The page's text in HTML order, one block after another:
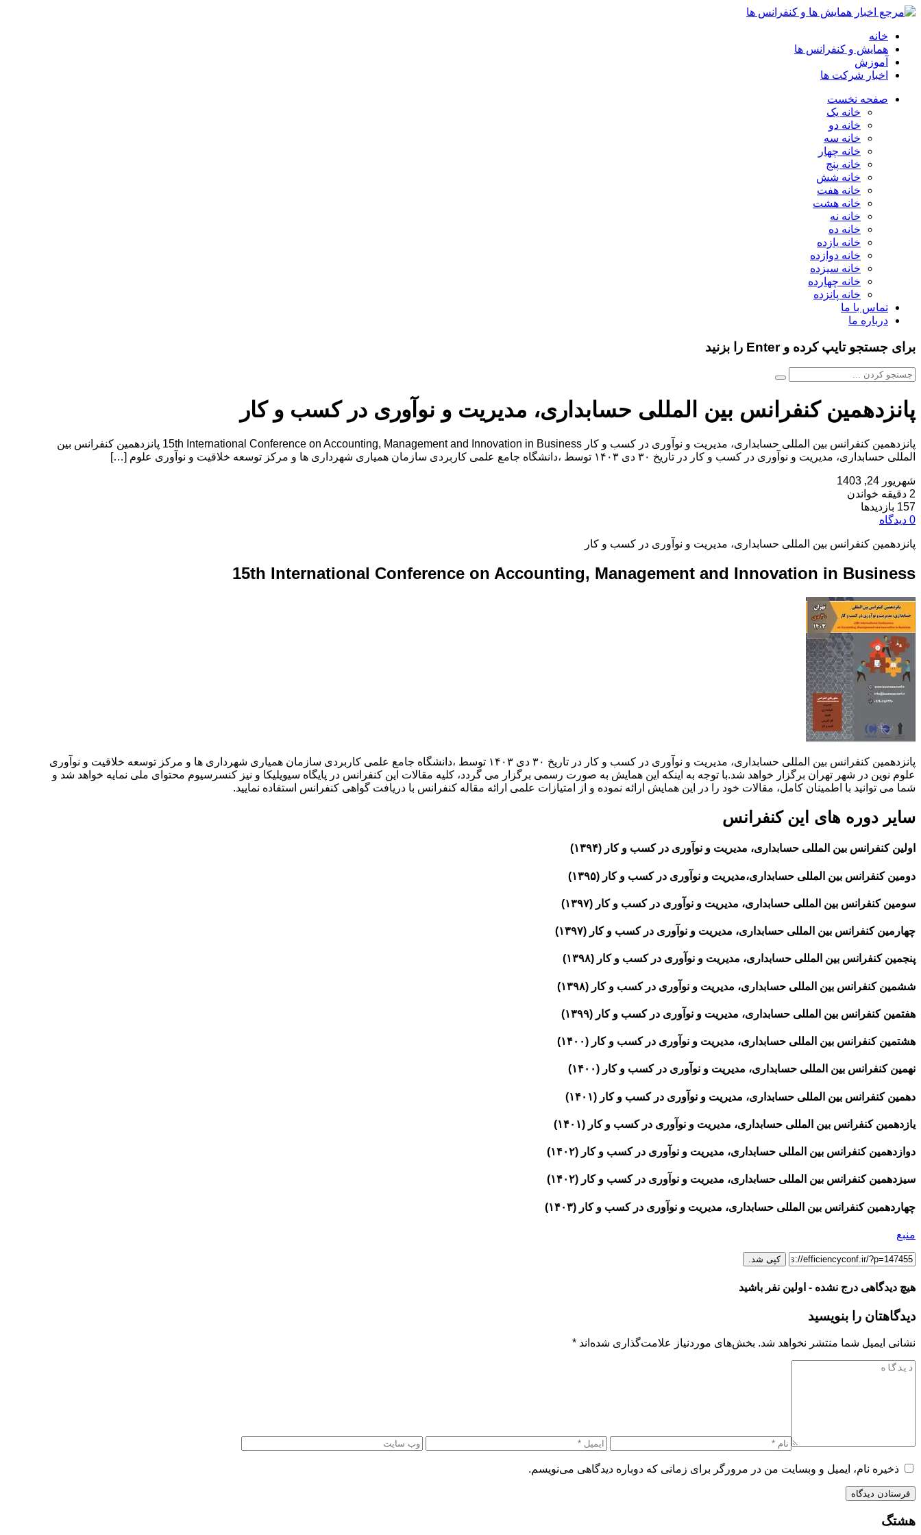
خانه
همایش و کنفرانس ها
آموزش
اخبار شرکت ها
صفحه نخست
خانه یک
خانه دو
خانه سه
خانه چهار
خانه پنج
خانه شش
خانه هفت
خانه هشت
خانه نه
خانه ده
خانه یازده
خانه دوازده
خانه سیزده
خانه چهارده
خانه پانزده
تماس با ما
درباره ما
برای جستجو تایپ کرده و Enter را بزنید
پانزدهمین کنفرانس بین المللی حسابداری، مدیریت و نوآوری در کسب و کار
پانزدهمین کنفرانس بین المللی حسابداری، مدیریت و نوآوری در کسب و کار 15th International Conference on Accounting, Management and Innovation in Business پانزدهمین کنفرانس بین
المللی حسابداری، مدیریت و نوآوری در کسب و کار در تاریخ ۳۰ دی ۱۴۰۳ توسط ،دانشگاه جامع علمی کاربردی سازمان همیاری شهرداری ها و مرکز توسعه خلاقیت و نوآوری علوم […]
شهریور 24, 1403
2 دقیقه خواندن
157 بازدیدها
0 دیدگاه
پانزدهمین کنفرانس بین المللی حسابداری، مدیریت و نوآوری در کسب و کار
15th International Conference on Accounting, Management and Innovation in Business
پانزدهمین کنفرانس بین المللی حسابداری، مدیریت و نوآوری در کسب و کار در تاریخ ۳۰ دی ۱۴۰۳ توسط ،دانشگاه جامع علمی کاربردی سازمان همیاری شهرداری ها و مرکز توسعه خلاقیت و نوآوری
علوم نوین در شهر تهران برگزار خواهد شد.با توجه به اینکه این همایش به صورت رسمی برگزار می گردد، کلیه مقالات این کنفرانس در پایگاه سیویلیکا و نیز کنسرسیوم محتوای ملی نمایه خواهد شد و
شما می توانید با اطمینان کامل، مقالات خود را در این همایش ارائه نموده و از امتیازات علمی ارائه مقاله کنفرانس با دریافت گواهی کنفرانس استفاده نمایید.
سایر دوره های این کنفرانس
اولین کنفرانس بین المللی حسابداری، مدیریت و نوآوری در کسب و کار (۱۳۹۴)
دومین کنفرانس بین المللی حسابداری،مدیریت و نوآوری در کسب و کار (۱۳۹۵)
سومین کنفرانس بین المللی حسابداری، مدیریت و نوآوری در کسب و کار (۱۳۹۷)
چهارمین کنفرانس بین المللی حسابداری، مدیریت و نوآوری در کسب و کار (۱۳۹۷)
پنجمین کنفرانس بین المللی حسابداری، مدیریت و نوآوری در کسب و کار (۱۳۹۸)
ششمین کنفرانس بین المللی حسابداری، مدیریت و نوآوری در کسب و کار (۱۳۹۸)
هفتمین کنفرانس بین المللی حسابداری، مدیریت و نوآوری در کسب و کار (۱۳۹۹)
هشتمین کنفرانس بین المللی حسابداری، مدیریت و نوآوری در کسب و کار (۱۴۰۰)
نهمین کنفرانس بین المللی حسابداری، مدیریت و نوآوری در کسب و کار (۱۴۰۰)
دهمین کنفرانس بین المللی حسابداری، مدیریت و نوآوری در کسب و کار (۱۴۰۱)
یازدهمین کنفرانس بین المللی حسابداری، مدیریت و نوآوری در کسب و کار (۱۴۰۱)
دوازدهمین کنفرانس بین المللی حسابداری، مدیریت و نوآوری در کسب و کار (۱۴۰۲)
سیزدهمین کنفرانس بین المللی حسابداری، مدیریت و نوآوری در کسب و کار (۱۴۰۲)
چهاردهمین کنفرانس بین المللی حسابداری، مدیریت و نوآوری در کسب و کار (۱۴۰۳)
منبع
کپی شد.
هیچ دیدگاهی درج نشده - اولین نفر باشید
دیدگاهتان را بنویسید
نشانی ایمیل شما منتشر نخواهد شد. بخش‌های موردنیاز علامت‌گذاری شده‌اند *
ذخیره نام، ایمیل و وبسایت من در مرورگر برای زمانی که دوباره دیدگاهی می‌نویسم.
هشتگ